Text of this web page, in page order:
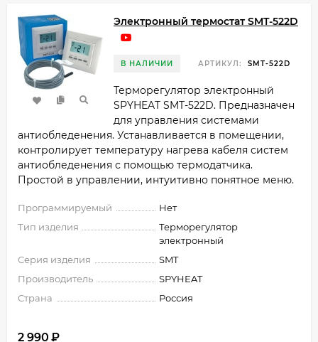
Электронный термостат SMT-522D
В НАЛИЧИИ АРТИКУЛ: SMT-522D
Терморегулятор электронный
SPYHEAT SMT-522D. Предназначен
для управления системами
антиобледенения. Устанавливается в помещении,
контролирует температуру нагрева кабеля систем
антиобледенения с помощью термодатчика.
Простой в управлении, интуитивно понятное меню.
Программируемый
Нет
Тип изделия
Терморегулятор
электронный
Серия изделия
SMT
Производитель
SPYHEAT
Страна
Россия
2 990 ₽